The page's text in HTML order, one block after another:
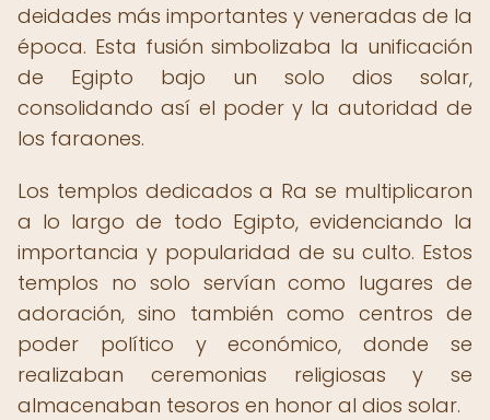
deidades más importantes y veneradas de la
época. Esta fusión simbolizaba la unificación
de Egipto bajo un solo dios solar,
consolidando así el poder y la autoridad de
los faraones.
Los templos dedicados a Ra se multiplicaron
a lo largo de todo Egipto, evidenciando la
importancia y popularidad de su culto. Estos
templos no solo servían como lugares de
adoración, sino también como centros de
poder político y económico, donde se
realizaban ceremonias religiosas y se
almacenaban tesoros en honor al dios solar.